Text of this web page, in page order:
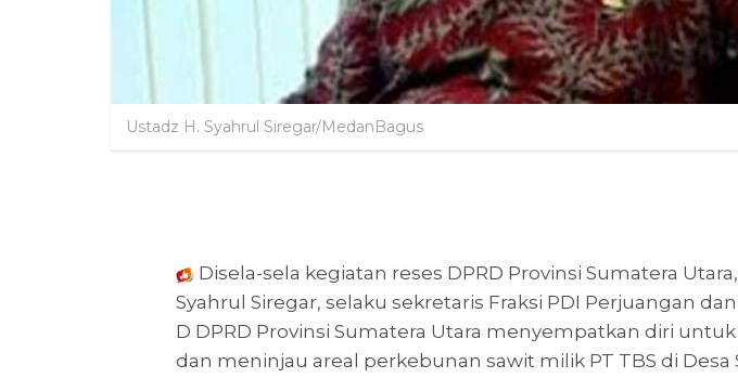
Ustadz H. Syahrul Siregar/MedanBagus
Disela-sela kegiatan reses DPRD Provinsi Sumatera
Syahrul Siregar, selaku sekretaris Fraksi PDI Perjuangan
D DPRD Provinsi Sumatera Utara menyempatkan diri
dan meninjau areal perkebunan sawit milik PT TBS di Desa